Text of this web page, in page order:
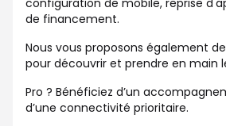
de financement.
Nous vous proposons également
pour découvrir et prendre en main
Pro ? Bénéficiez d’un
d’une connectivité prioritaire.